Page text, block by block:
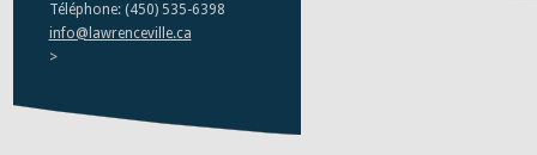
Téléphone: (450) 535-6398
info@lawrenceville.ca
>